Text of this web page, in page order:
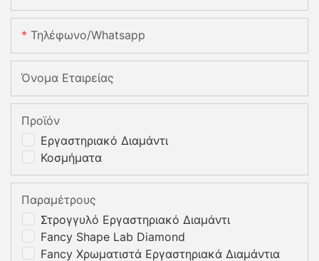
Τηλέφωνο/Whatsapp
Όνομα Εταιρείας
Εργαστηριακό Διαμάντι
Κοσμήματα
Προϊόν
Στρογγυλό Εργαστηριακό Διαμάντι
Fancy Shape Lab Diamond
Fancy Χρωματιστά Εργαστηριακά Διαμάντια
Παραμέτρους